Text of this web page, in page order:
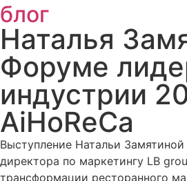
блог
Наталья
Форуме
индустрии
AiHoReCa
Выступление Натальи
директора по маркетингу LB
трансформации ресторанного